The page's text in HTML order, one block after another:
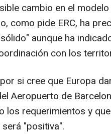
cambio en el
como pide ERC, ha
aunque ha
con los
si cree que Europa
Aeropuerto de
los requerimientos y
"positiva".